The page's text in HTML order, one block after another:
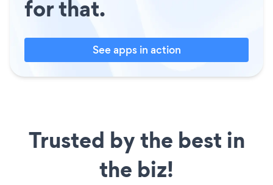
for that.
See apps in action
Trusted by the best in
the biz!